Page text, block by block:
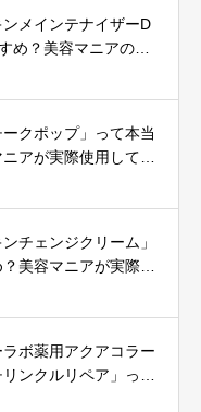
メインテナイザーD
め？美容マニアの私
ミを検証！
クポップ」って本当
アが実際使用して口
チェンジクリーム」
美容マニアが実際使
ボ薬用アクアコラー
ンクルリペア」って
マニアが実際使用し